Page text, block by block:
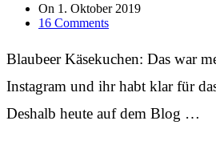
On 1. Oktober 2019
16 Comments
Blaubeer Käsekuchen: Das war
Instagram und ihr habt klar für
Deshalb heute auf dem Blog …